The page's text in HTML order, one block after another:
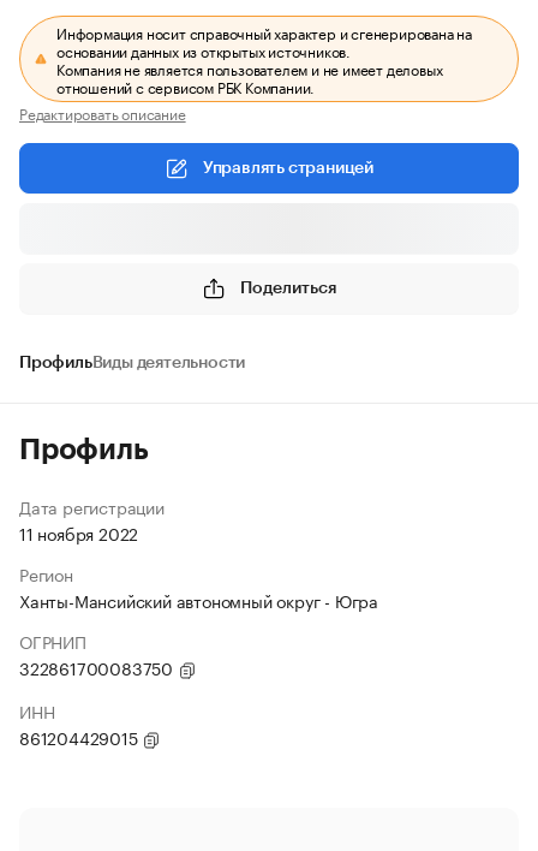
Информация носит справочный характер и сгенерирована на
основании данных из открытых источников.
Компания не является пользователем и не имеет деловых
отношений с сервисом РБК Компании.
Редактировать описание
Управлять страницей
Поделиться
ПрофильВиды деятельности
Профиль
Дата регистрации
11 ноября 2022
Регион
Ханты-Мансийский автономный округ - Югра
ОГРНИП
322861700083750
ИНН
861204429015